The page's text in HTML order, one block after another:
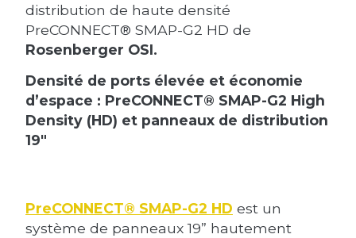
distribution de haute densité
PreCONNECT® SMAP-G2 HD de
Rosenberger OSI.
Densité de ports élevée et économie
d’espace : PreCONNECT® SMAP-G2 High
Density (HD) et panneaux de distribution
19″
PreCONNECT® SMAP-G2 HD est un
système de panneaux 19” hautement